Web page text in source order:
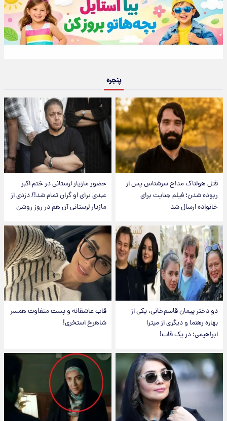
پنجره
قتل هولناک مداح سرشناس پس از
ربوده شدن؛ فیلم جنایت برای
خانواده ارسال شد
حضور مازیار لرستانی در ختم اکبر
عبدی برای او گران تمام شد!/ دزدی از
مازیار لرستانی آن هم در روز روشن
دو دختر پیمان قاسم‌خانی، یکی از
بهاره رهنما و دیگری از میترا
ابراهیمی؛ در یک قاب!
قاب عاشقانه و پست متفاوت همسر
شاهرخ استخری!